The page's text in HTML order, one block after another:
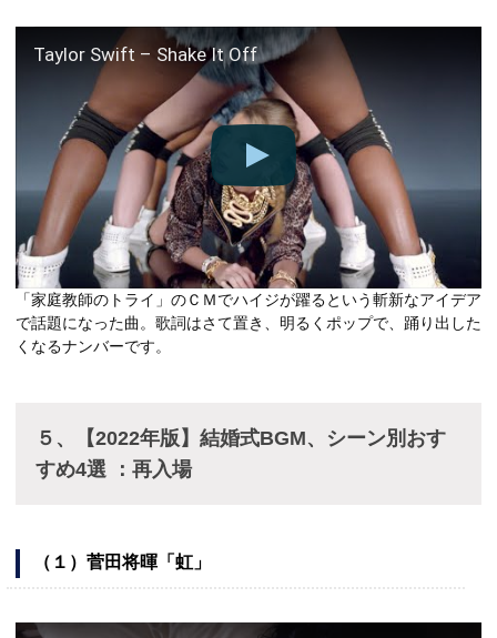
Taylor Swift – Shake It Off
「家庭教師のトライ」のＣＭでハイジが躍るという斬新なアイデア
で話題になった曲。歌詞はさて置き、明るくポップで、踊り出した
くなるナンバーです。
５、【2022年版】結婚式BGM、シーン別おす
すめ4選 ：再入場
（１）菅田将暉「虹」